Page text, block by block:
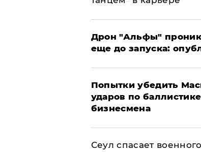
Дрон "Альфы"
еще до запуска:
Попытки убедить
ударов по
бизнесмена
​Сеул спасает